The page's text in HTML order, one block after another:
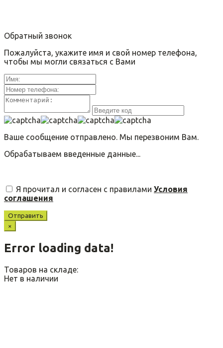
Обратный звонок
Пожалуйста, укажите имя и свой номер телефона,
чтобы мы могли связаться с Вами
Ваше сообщение отправлено. Мы перезвоним Вам.
Обрабатываем введенные данные...
Я прочитал и согласен с правилами Условия
соглашения
Отправить
×
Error loading data!
Товаров на складе:
Нет в наличии